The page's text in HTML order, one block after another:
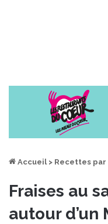
Accueil > Recettes par
Fraises au
autour d’un